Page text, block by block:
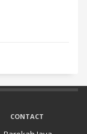
CONTACT